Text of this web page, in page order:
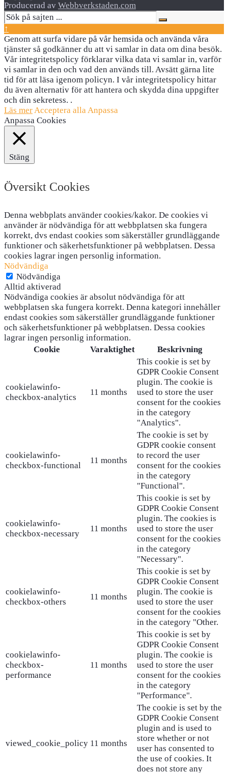
Producerad av Webbverkstaden.com
↑
Genom att surfa vidare på vår hemsida och använda våra
tjänster så godkänner du att vi samlar in data om dina besök.
Vår integritetspolicy förklarar vilka data vi samlar in, varför
vi samlar in den och vad den används till. Avsätt gärna lite
tid för att läsa igenom policyn. I vår integritetspolicy hittar
du även alternativ för att hantera och skydda dina uppgifter
och din sekretess. .
Läs merAcceptera allaAnpassa
Anpassa Cookies
Stäng
Översikt Cookies
Denna webbplats använder cookies/kakor. De cookies vi
använder är nödvändiga för att webbplatsen ska fungera
korrekt, dvs endast cookies som säkerställer grundläggande
funktioner och säkerhetsfunktioner på webbplatsen. Dessa
cookies lagrar ingen personlig information.
Nödvändiga
Nödvändiga
Alltid aktiverad
Nödvändiga cookies är absolut nödvändiga för att
webbplatsen ska fungera korrekt. Denna kategori innehåller
endast cookies som säkerställer grundläggande funktioner
och säkerhetsfunktioner på webbplatsen. Dessa cookies
lagrar ingen personlig information.
Cookie
Varaktighet Beskrivning
cookielawinfo-
checkbox-analytics
11 months
This cookie is set by
GDPR Cookie Consent
plugin. The cookie is
used to store the user
consent for the cookies
in the category
"Analytics".
cookielawinfo-
checkbox-functional
11 months
The cookie is set by
GDPR cookie consent
to record the user
consent for the cookies
in the category
"Functional".
cookielawinfo-
checkbox-necessary
11 months
This cookie is set by
GDPR Cookie Consent
plugin. The cookies is
used to store the user
consent for the cookies
in the category
"Necessary".
cookielawinfo-
checkbox-others
11 months
This cookie is set by
GDPR Cookie Consent
plugin. The cookie is
used to store the user
consent for the cookies
in the category "Other.
cookielawinfo-
checkbox-
performance
11 months
This cookie is set by
GDPR Cookie Consent
plugin. The cookie is
used to store the user
consent for the cookies
in the category
"Performance".
viewed_cookie_policy 11 months
The cookie is set by the
GDPR Cookie Consent
plugin and is used to
store whether or not
user has consented to
the use of cookies. It
does not store any